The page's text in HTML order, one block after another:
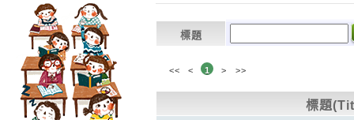
標題
<< < 1 > >>
標題